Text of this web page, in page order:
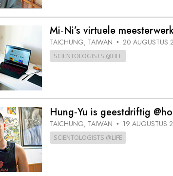
Mi‑Ni’s virtuele
TAICHUNG, TAIWAN • 20 AUGUSTUS
SCIENTOLOGISTS @LIFE
Hung‑Yu is geestdriftig
TAICHUNG, TAIWAN • 19 AUGUSTUS
SCIENTOLOGISTS @LIFE